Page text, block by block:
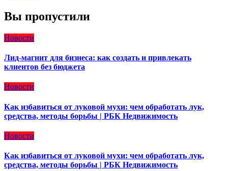
Вы пропустили
Новости
Лид-магнит для бизнеса: как создать и привлекать
клиентов без бюджета
Новости
Как избавиться от луковой мухи: чем обработать лук,
средства, методы борьбы | РБК Недвижимость
Новости
Как избавиться от луковой мухи: чем обработать лук,
средства, методы борьбы | РБК Недвижимость